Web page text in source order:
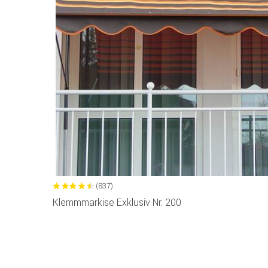
(837)
Klemmmarkise Exklusiv Nr. 200